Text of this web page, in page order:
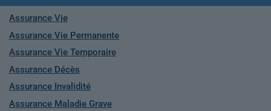
Assurance Vie
Assurance Vie Permanente
Assurance Vie Temporaire
Assurance Décès
Assurance Invalidité
Assurance Maladie Grave